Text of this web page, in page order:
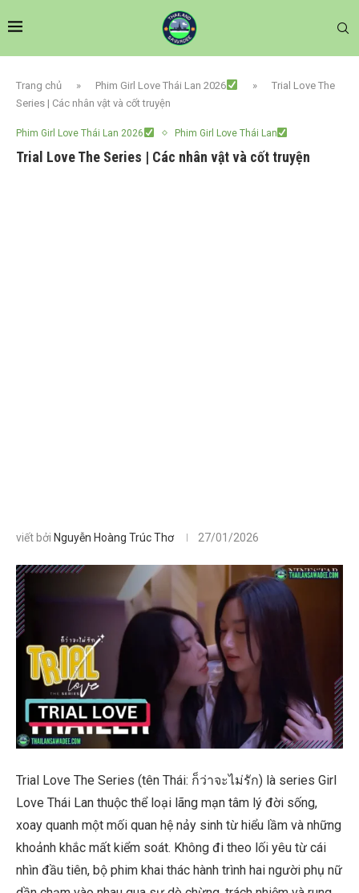
Trang chủ » Phim Girl Love Thái Lan 2026 »
Trial Love The
Series | Các nhân vật và cốt truyện
Phim Girl Love Thái Lan 2026 Phim Girl Love Thái Lan
Trial Love The Series | Các nhân vật và cốt truyện
viết bởi Nguyễn Hoàng Trúc Thơ 27/01/2026
Trial Love The Series (tên Thái: ก็ว่าจะไม่รัก) là series Girl
Love Thái Lan thuộc thể loại lãng mạn tâm lý đời sống,
xoay quanh một mối quan hệ nảy sinh từ hiểu lầm và những
khoảnh khắc mất kiểm soát. Không đi theo lối yêu từ cái
nhìn đầu tiên, bộ phim khai thác hành trình hai người phụ nữ